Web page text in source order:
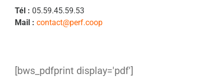
Tél : 05.59.45.59.53
Mail : contact@perf.coop
[bws_pdfprint display='pdf']